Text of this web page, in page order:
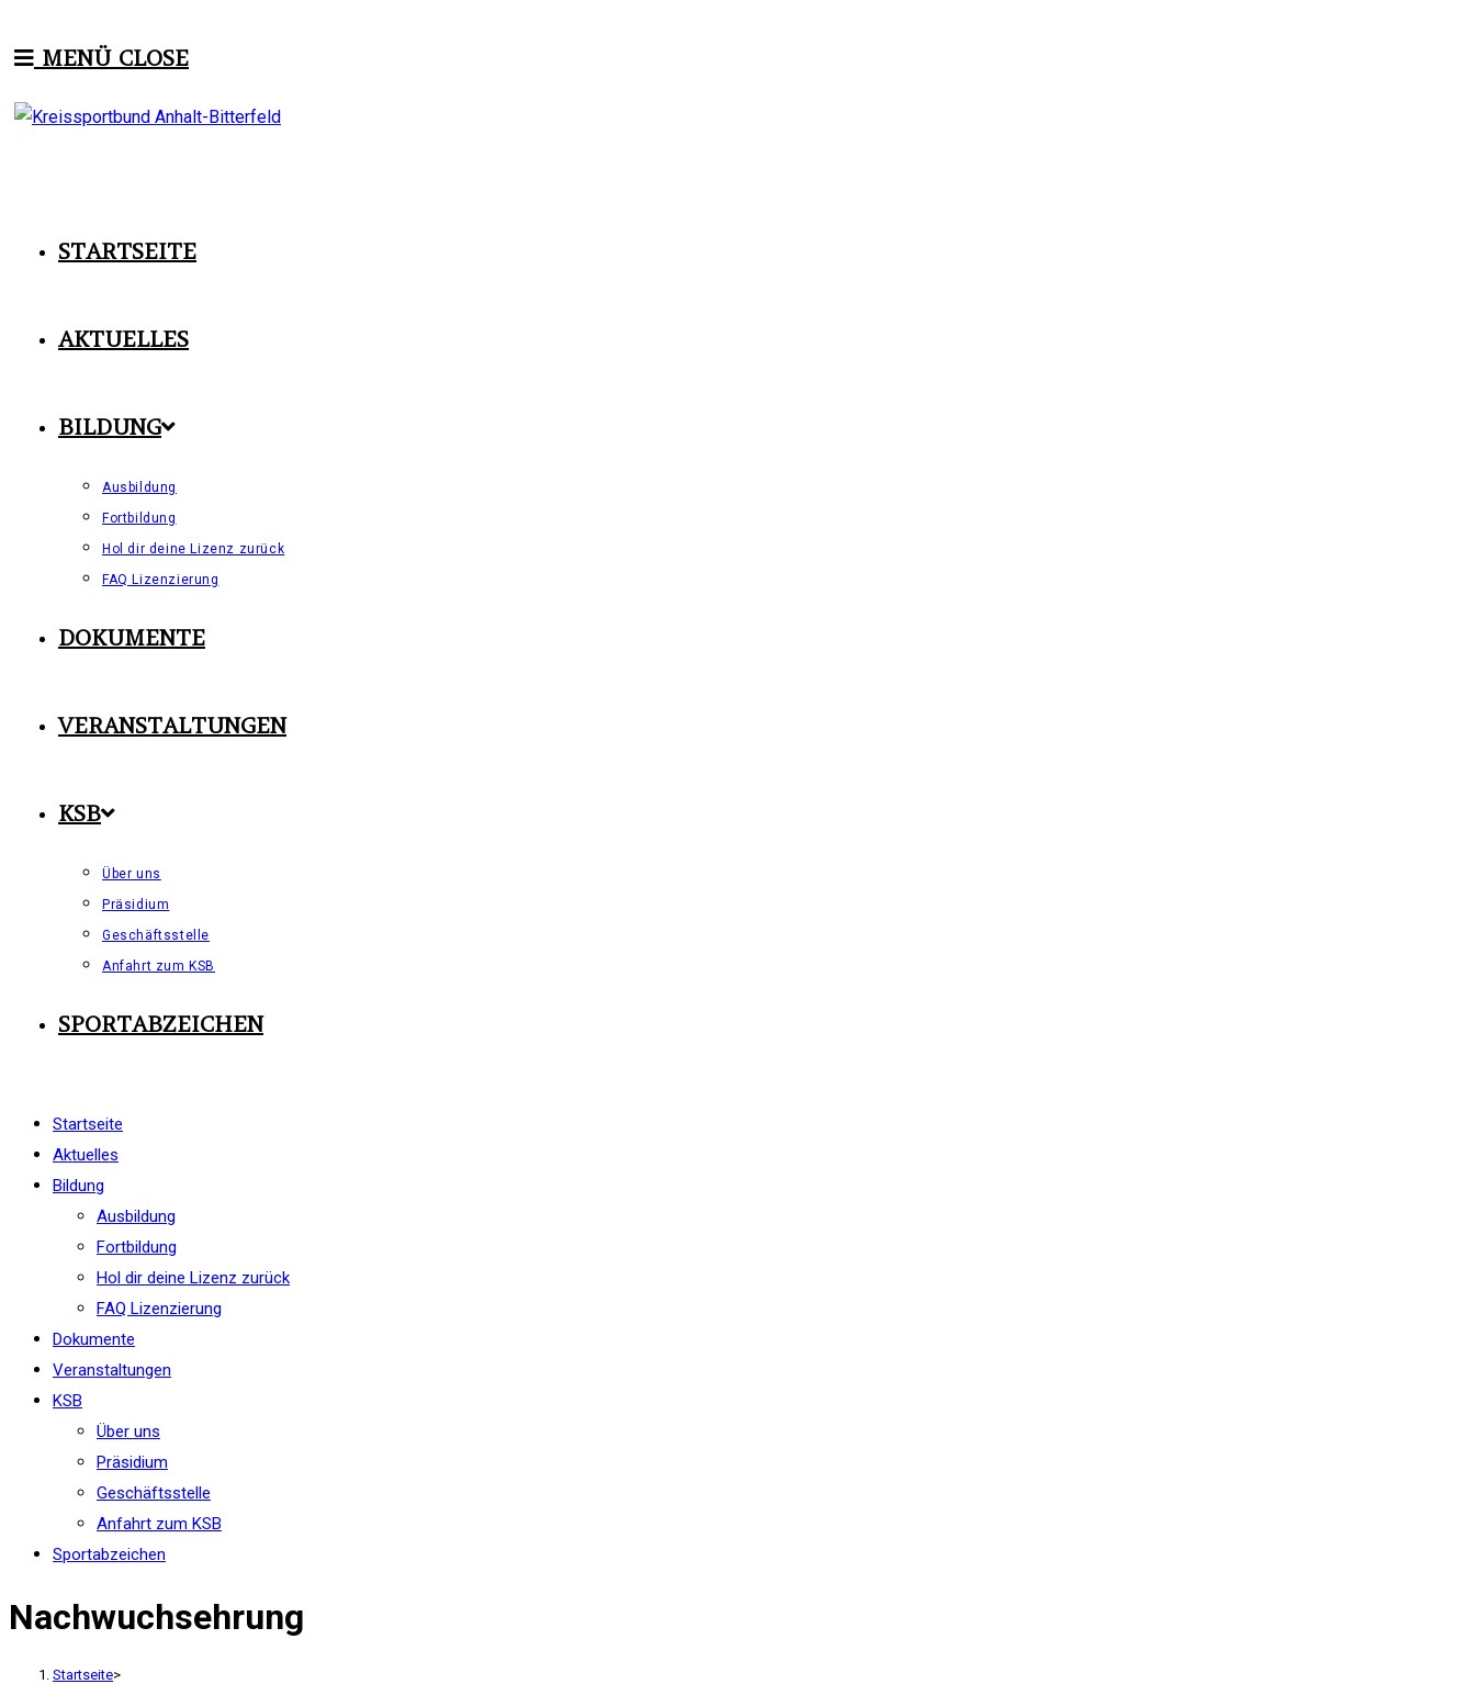
InhaltMENÜ CLOSE
STARTSEITE
AKTUELLES
BILDUNG
Ausbildung
Fortbildung
Hol dir deine Lizenz zurück
FAQ Lizenzierung
DOKUMENTE
VERANSTALTUNGEN
KSB
Über uns
Präsidium
Geschäftsstelle
Anfahrt zum KSB
SPORTABZEICHEN
Startseite
Aktuelles
Bildung
Ausbildung
Fortbildung
Hol dir deine Lizenz zurück
FAQ Lizenzierung
Dokumente
Veranstaltungen
KSB
Über uns
Präsidium
Geschäftsstelle
Anfahrt zum KSB
Sportabzeichen
Nachwuchsehrung
Startseite>